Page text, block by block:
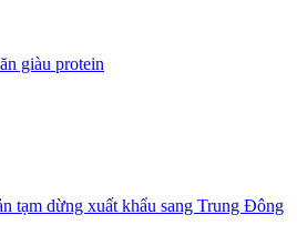
giàu protein
tạm dừng xuất khẩu sang Trung Đông